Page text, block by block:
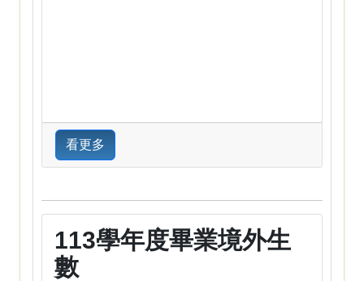
看更多
113學年度畢業境外生
數